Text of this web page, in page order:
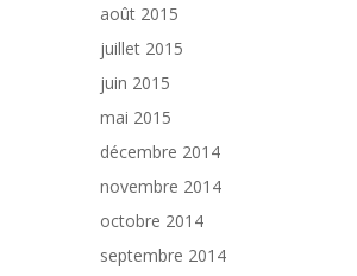
août 2015
juillet 2015
juin 2015
mai 2015
décembre 2014
novembre 2014
octobre 2014
septembre 2014